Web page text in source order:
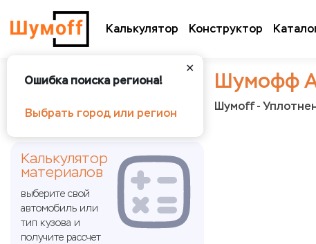
Калькулятор Конструктор
✕
Ошибка поиска региона!
Выбрать город или регион
Шумофф
Шумoff -
Калькулятор
материалов
выберите свой
автомобиль или
тип кузова и
получите рассчет